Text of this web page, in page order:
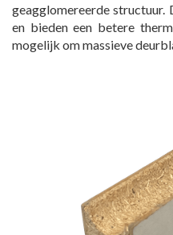
geagglomereerde structuur.
en bieden een betere
mogelijk om massieve